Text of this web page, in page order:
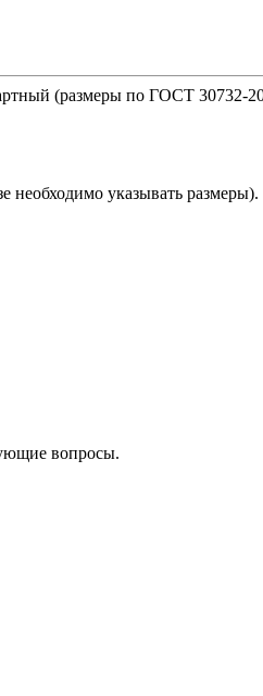
(размеры по ГОСТ 30732-
необходимо указывать размеры).
вопросы.